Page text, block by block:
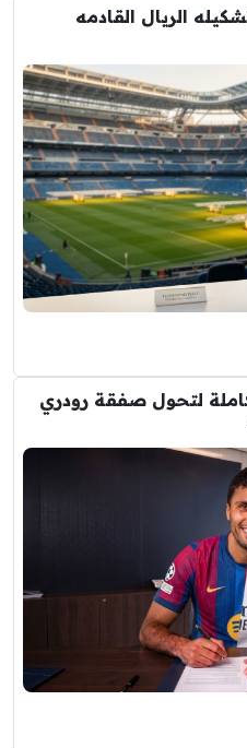
الريال القادمه
لتحول صفقة رودري